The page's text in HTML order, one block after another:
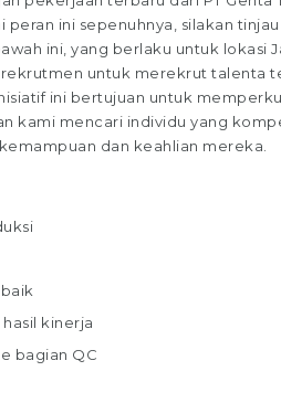
ini sepenuhnya, silakan
ini, yang berlaku untuk lokasi
untuk merekrut talenta
ini bertujuan untuk
kami mencari individu yang
dan keahlian mereka.
kinerja
bagian QC